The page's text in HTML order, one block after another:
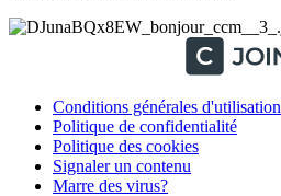
Conditions générales d'utilisation
Politique de confidentialité
Politique des cookies
Signaler un contenu
Marre des virus?